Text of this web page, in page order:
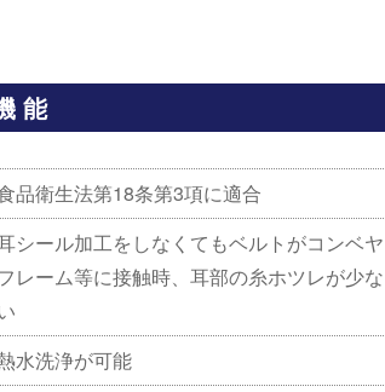
能
品衛生法第18条第3項に適合
シール加工をしなくてもベルトがコンベヤ
レーム等に接触時、耳部の糸ホツレが少な
水洗浄が可能